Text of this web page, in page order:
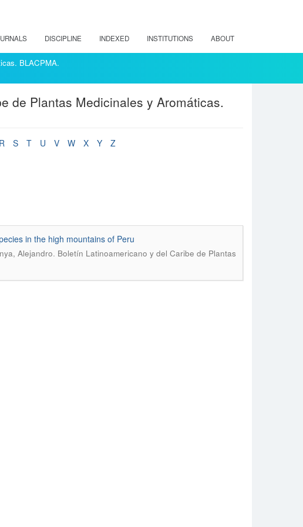
DISCIPLINE INDEXED INSTITUTIONS ABOUT
BLACPMA.
de Plantas Medicinales y Aromáticas.
R S T U V W X Y
Z
in the high mountains of Peru
Alejandro. Boletín Latinoamericano y del Caribe de Plantas